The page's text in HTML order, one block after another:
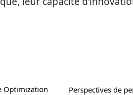
Optimization
Perspectives de